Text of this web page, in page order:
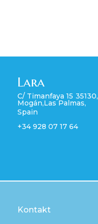
Lara
C/ Timanfaya 15 35130,
Mogán,Las Palmas,
Spain
+34 928 07 17 64
Kontakt